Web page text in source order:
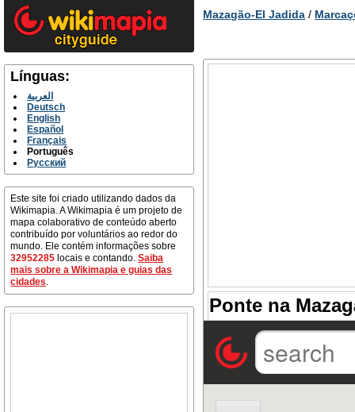
Línguas:
العربية
Deutsch
English
Español
Français
Português
Русский
Este site foi criado utilizando dados da
Wikimapia. A Wikimapia é um projeto de
mapa colaborativo de conteúdo aberto
contribuído por voluntários ao redor do
mundo. Ele contém informações sobre
32952285 locais e contando.Saiba
mais sobre a Wikimapia e guias das
cidades.
Mazagão-El Jadida /
Ponte na